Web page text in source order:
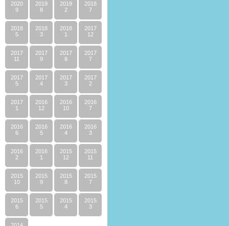
2020
9
2019
8
2019
2
2018
7
2018
5
2018
3
2018
1
2017
12
2017
11
2017
9
2017
8
2017
7
2017
5
2017
4
2017
3
2017
2
2017
1
2016
12
2016
10
2016
7
2016
6
2016
5
2016
4
2016
3
2016
2
2016
1
2015
12
2015
11
2015
10
2015
9
2015
8
2015
7
2015
6
2015
5
2015
4
2015
3